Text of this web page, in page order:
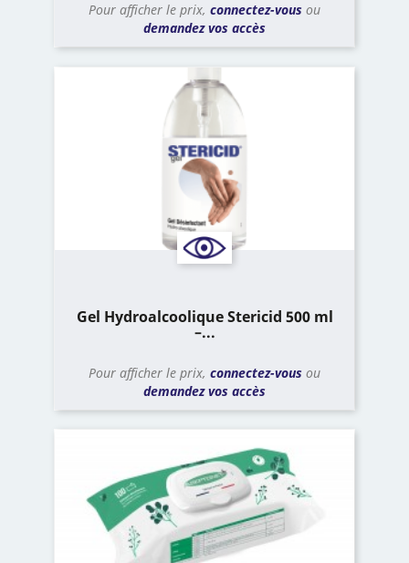
Pour afficher le prix, connectez-vous ou
demandez vos accès
Gel Hydroalcoolique Stericid 500 ml
–...
Pour afficher le prix, connectez-vous ou
demandez vos accès